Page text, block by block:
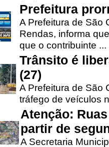
Prefeitura
A Prefeitura de São
Rendas, informa
que o contribuinte ...
Trânsito é
(27)
A Prefeitura de São
tráfego de veículos
Atenção:
partir de
A Secretaria